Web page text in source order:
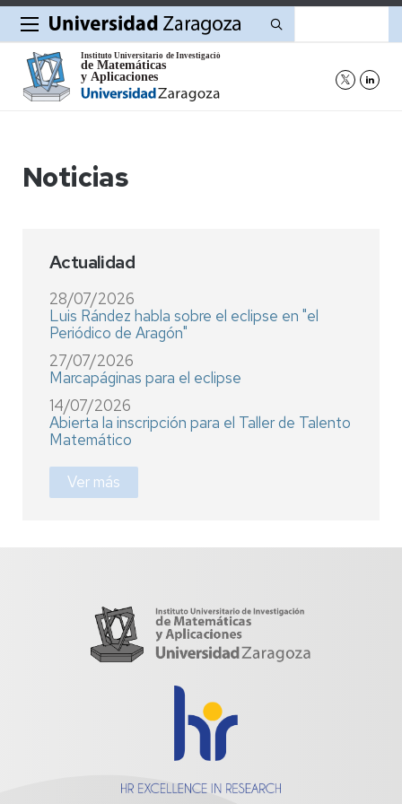
Noticias
Actualidad
28/07/2026
Luis Rández habla sobre el eclipse en "el
Periódico de Aragón"
27/07/2026
Marcapáginas para el eclipse
14/07/2026
Abierta la inscripción para el Taller de Talento
Matemático
Ver más